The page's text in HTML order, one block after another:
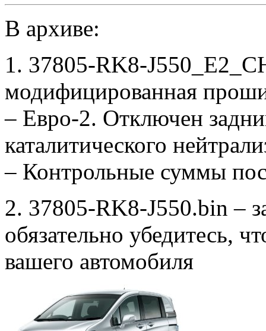
В архиве:
1. 37805-RK8-
модифицированная
– Евро-2. Отключен
каталитического
– Контрольные суммы
2. 37805-RK8-J550.bin –
обязательно убедитесь,
вашего автомобиля